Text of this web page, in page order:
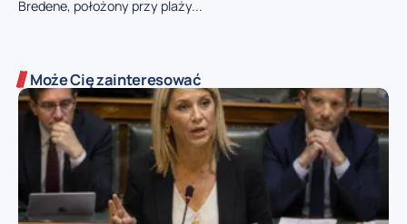
Bredene, położony przy plaży...
Może Cię zainteresować